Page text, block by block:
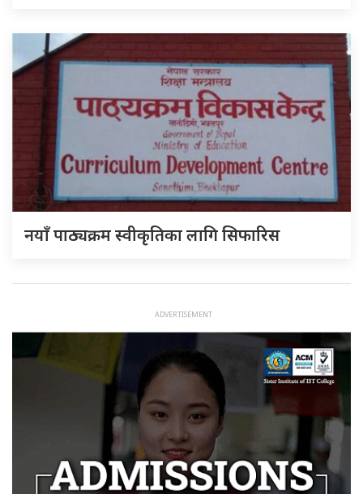
नयाँ पाठ्यक्रम स्वीकृतिका लागि सिफारिस